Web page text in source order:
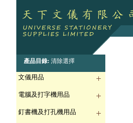
產品目錄: 清除選擇
文儀用品
電腦及打字機用品
釘書機及打孔機用品